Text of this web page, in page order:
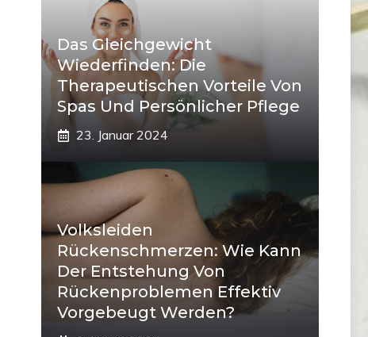
Das Gleichgewicht
Wiederfinden: Die
Therapeutischen Vorteile Von
Spas Und Persönlicher Pflege
23. Januar 2024
Volksleiden
Rückenschmerzen: Wie Kann
Der Entstehung Von
Rückenproblemen Effektiv
Vorgebeugt Werden?